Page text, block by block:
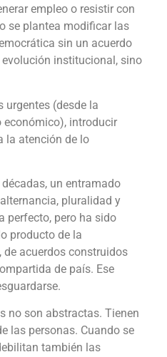
empleo o resistir con
se plantea modificar las
sin un acuerdo
institucional, sino
urgentes (desde la
económico), introducir
la atención de lo
un entramado
pluralidad y
perfecto, pero ha sido
producto de la
acuerdos construidos
de país. Ese
no son abstractas. Tienen
las personas. Cuando se
también las